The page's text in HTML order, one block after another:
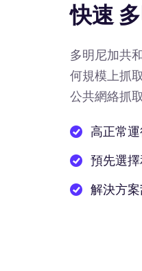
快速
多明尼加共
何規模上抓
公共網絡抓
高正常
預先選
解決方